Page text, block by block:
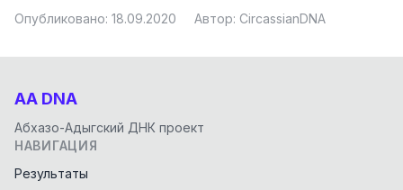
Опубликовано: 18.09.2020 Автор: CircassianDNA
AA DNA
Абхазо-Адыгский ДНК проект
НАВИГАЦИЯ
Результаты